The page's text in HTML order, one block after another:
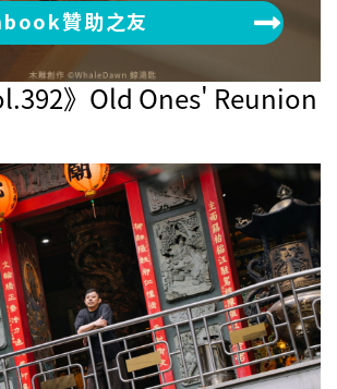
贊助之友
》Old Ones' Reunion